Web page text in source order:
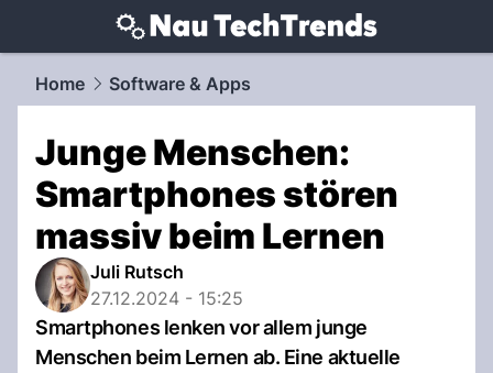
techtrends.NAU.ch
Home Software & Apps
Junge Menschen:
Smartphones stören
massiv beim Lernen
Juli Rutsch
27.12.2024 - 15:25
Smartphones lenken vor allem junge
Menschen beim Lernen ab. Eine aktuelle